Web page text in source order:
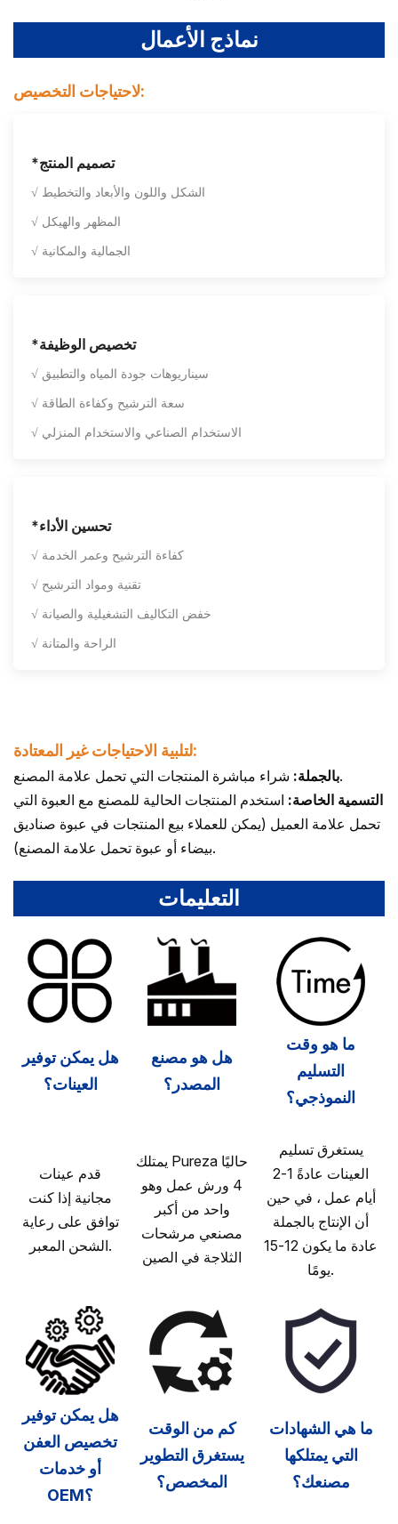
نماذج الأعمال
لاحتياجات التخصيص:
*تصميم المنتج
√ الشكل واللون والأبعاد والتخطيط
√ المظهر والهيكل
√ الجمالية والمكانية
*تخصيص الوظيفة
√ سيناريوهات جودة المياه والتطبيق
√ سعة الترشيح وكفاءة الطاقة
√ الاستخدام الصناعي والاستخدام المنزلي
*تحسين الأداء
√ كفاءة الترشيح وعمر الخدمة
√ تقنية ومواد الترشيح
√ خفض التكاليف التشغيلية والصيانة
√ الراحة والمتانة
لتلبية الاحتياجات غير المعتادة:
بالجملة:شراء مباشرة المنتجات التي تحمل علامة المصنع.
التسمية الخاصة: استخدم المنتجات الحالية للمصنع مع العبوة التي
تحمل علامة العميل (يمكن للعملاء بيع المنتجات في عبوة صناديق
بيضاء أو عبوة تحمل علامة المصنع).
التعليمات
هل يمكن توفير
العينات؟
هل هو مصنع
المصدر؟
ما هو وقت
التسليم
النموذجي؟
قدم عينات
مجانية إذا كنت
توافق على رعاية
الشحن المعبر.
يمتلك Pureza حاليًا
4 ورش عمل وهو
واحد من أكبر
مصنعي مرشحات
الثلاجة في الصين
يستغرق تسليم
العينات عادةً 1-2
أيام عمل ، في حين
أن الإنتاج بالجملة
عادة ما يكون 12-15
يومًا.
هل يمكن توفير
تخصيص العفن
أو خدمات
OEM؟
كم من الوقت
يستغرق التطوير
المخصص؟
ما هي الشهادات
التي يمتلكها
مصنعك؟